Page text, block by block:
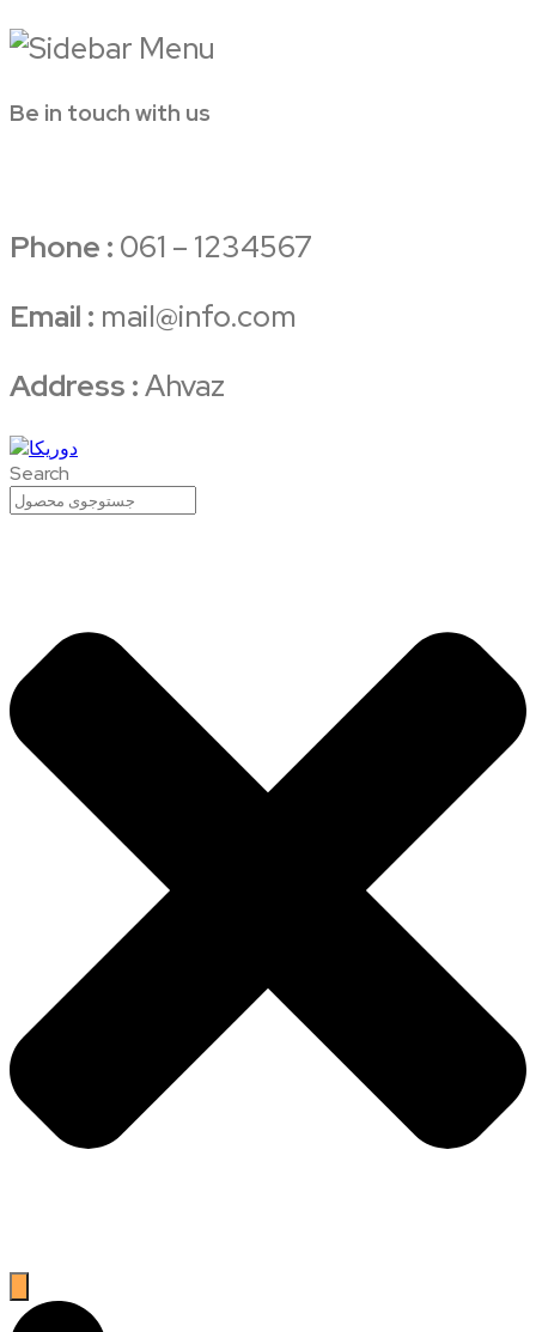
Be in touch with us
Phone : 061 – 1234567
Email : mail@info.com
Address :Ahvaz
Search